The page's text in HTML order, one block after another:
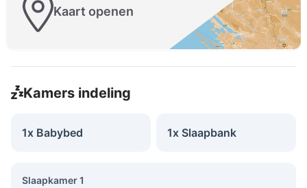
Kaart openen
Kamers indeling
1x Babybed 1x Slaapbank
Slaapkamer 1